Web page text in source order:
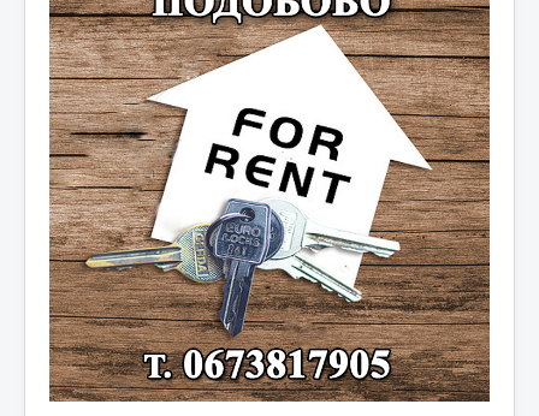
Новини Кам'янця та регіону
Новини Хмельниччини
Новини України
Новини світу
Контакти та зв'язок
Афіша
Відеоматеріали